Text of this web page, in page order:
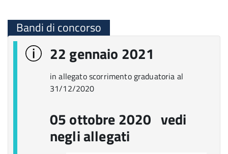
Bandi di concorso
22 gennaio 2021
in allegato scorrimento graduatoria al
31/12/2020
05 ottobre 2020 vedi
negli allegati